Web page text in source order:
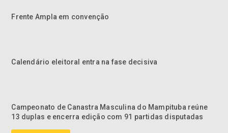
Frente Ampla em convenção
Calendário eleitoral entra na fase decisiva
Campeonato de Canastra Masculina do Mampituba reúne
13 duplas e encerra edição com 91 partidas disputadas